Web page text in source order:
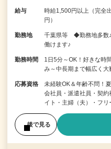
給与
時給1,500円以上（完全
円）
勤務地
千葉県等 ◆勤務地多数♪
働けます♪
勤務時間
1日5分～OK！好きな時
み～中長期まで幅広く
応募資格
未経験OK＆年齢不問！
会社員・派遣社員・契
イト・主婦（夫）・フ
後で見る